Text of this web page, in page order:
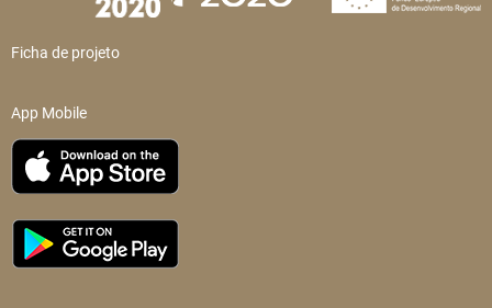
Ficha de projeto
App Mobile